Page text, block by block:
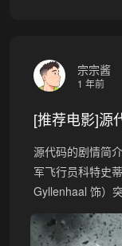
• 宗宗酱
1 年前
[推荐电影]源
源代码的剧情简
军飞行员科特史
Gyllenhaal 饰）